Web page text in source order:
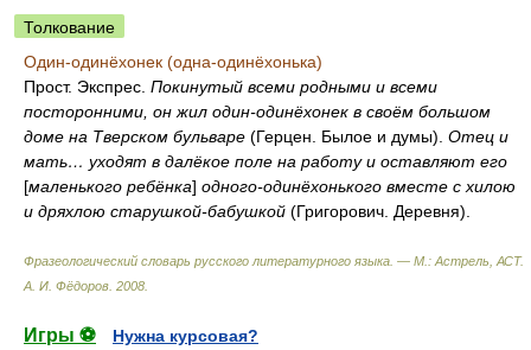
Толкование
Один-одинёхонек (одна-одинёхонька)
Прост. Экспрес. Покинутый всеми родными и всеми
посторонними, он жил один-одинёхонек в своём большом
доме на Тверском бульваре (Герцен. Былое и думы). Отец и
мать… уходят в далёкое поле на работу и оставляют его
[маленького ребёнка] одного-одинёхонького вместе с хилою
и дряхлою старушкой-бабушкой (Григорович. Деревня).
Фразеологический словарь русского литературного языка. — М.: Астрель, АСТ.
А. И. Фёдоров 2008
Игры ⚽
Нужна курсовая?